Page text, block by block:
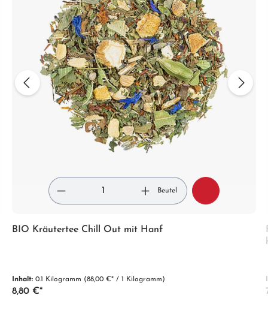
Beutel
BIO Kräutertee Chill Out mit Hanf
Inhalt: 0.1 Kilogramm (88,00 €* / 1 Kilogramm)
8,80 €*